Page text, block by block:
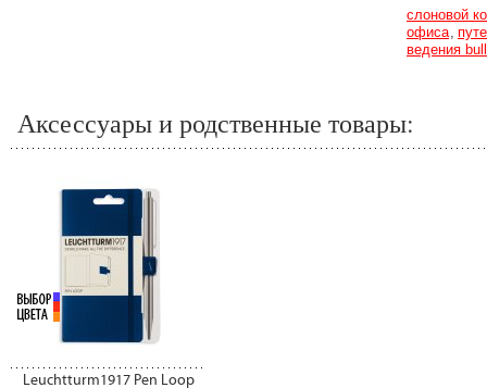
слоновой
офиса
ведения
Аксессуары и родственные товары:
Leuchtturm1917 Pen Loop